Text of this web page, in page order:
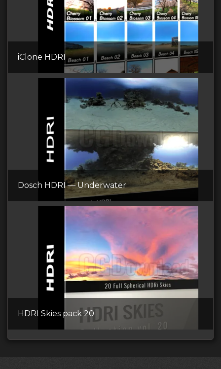
iClone HDRI
Dosch HDRI — Underwater
HDRI Skies pack 20